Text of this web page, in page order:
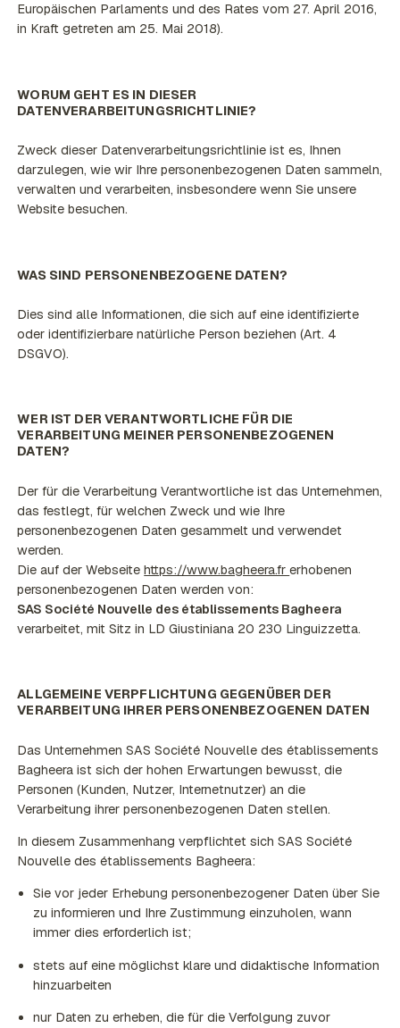
Europäischen Parlaments und des Rates vom 27. April 2016,
in Kraft getreten am 25. Mai 2018).
WORUM GEHT ES IN DIESER
DATENVERARBEITUNGSRICHTLINIE?
Zweck dieser Datenverarbeitungsrichtlinie ist es, Ihnen
darzulegen, wie wir Ihre personenbezogenen Daten sammeln,
verwalten und verarbeiten, insbesondere wenn Sie unsere
Website besuchen.
WAS SIND PERSONENBEZOGENE DATEN?
Dies sind alle Informationen, die sich auf eine identifizierte
oder identifizierbare natürliche Person beziehen (Art. 4
DSGVO).
WER IST DER VERANTWORTLICHE FÜR DIE
VERARBEITUNG MEINER PERSONENBEZOGENEN
DATEN?
Der für die Verarbeitung Verantwortliche ist das Unternehmen,
das festlegt, für welchen Zweck und wie Ihre
personenbezogenen Daten gesammelt und verwendet
werden.
Die auf der Webseitehttps://www.bagheera.frerhobenen
personenbezogenen Daten werden von:
SAS Société Nouvelle des établissements Bagheera
verarbeitet, mit Sitz in LD Giustiniana 20 230 Linguizzetta.
ALLGEMEINE VERPFLICHTUNG GEGENÜBER DER
VERARBEITUNG IHRER PERSONENBEZOGENEN DATEN
Das Unternehmen SAS Société Nouvelle des établissements
Bagheera ist sich der hohen Erwartungen bewusst, die
Personen (Kunden, Nutzer, Internetnutzer) an die
Verarbeitung ihrer personenbezogenen Daten stellen.
In diesem Zusammenhang verpflichtet sich SAS Société
Nouvelle des établissements Bagheera:
Sie vor jeder Erhebung personenbezogener Daten über Sie
zu informieren und Ihre Zustimmung einzuholen, wann
immer dies erforderlich ist;
stets auf eine möglichst klare und didaktische Information
hinzuarbeiten
nur Daten zu erheben, die für die Verfolgung zuvor